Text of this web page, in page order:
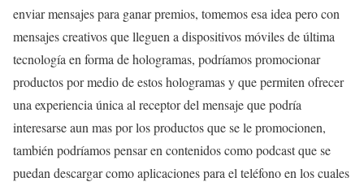
enviar mensajes para ganar premios, tomemos esa idea pero con
mensajes creativos que lleguen a dispositivos móviles de última
tecnología en forma de hologramas, podríamos promocionar
productos por medio de estos hologramas y que permiten ofrecer
una experiencia única al receptor del mensaje que podría
interesarse aun mas por los productos que se le promocionen,
también podríamos pensar en contenidos como podcast que se
puedan descargar como aplicaciones para el teléfono en los cuales